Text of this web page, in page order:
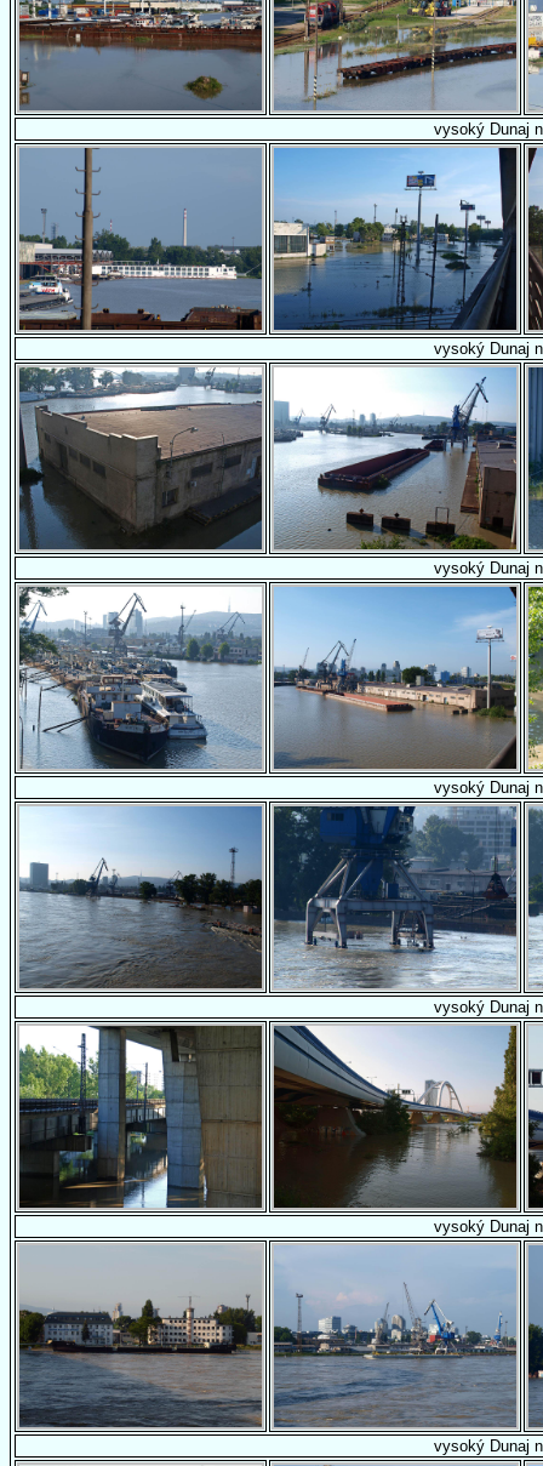
vysoký Dunaj
vysoký Dunaj
vysoký Dunaj
vysoký Dunaj
vysoký Dunaj
vysoký Dunaj
vysoký Dunaj